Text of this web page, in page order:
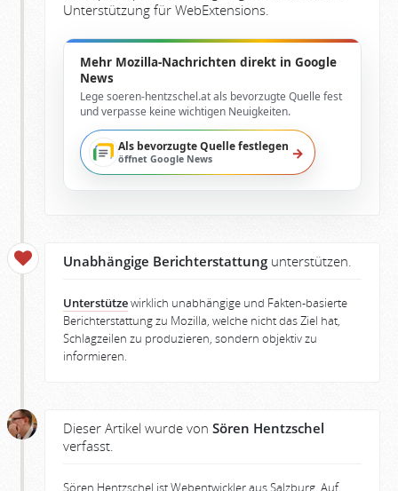
Unterstützung für WebExtensions.
Mehr Mozilla-Nachrichten direkt in Google
News
Lege soeren-hentzschel.at als bevorzugte Quelle fest
und verpasse keine wichtigen Neuigkeiten.
Als bevorzugte Quelle festlegen
öffnet Google News →
Unabhängige Berichterstattung unterstützen.
Unterstützewirklich unabhängige und Fakten-basierte
Berichterstattung zu Mozilla, welche nicht das Ziel hat,
Schlagzeilen zu produzieren, sondern objektiv zu
informieren.
Dieser Artikel wurde von Sören Hentzschel
verfasst.
Sören Hentzschel ist Webentwickler aus Salzburg. Auf